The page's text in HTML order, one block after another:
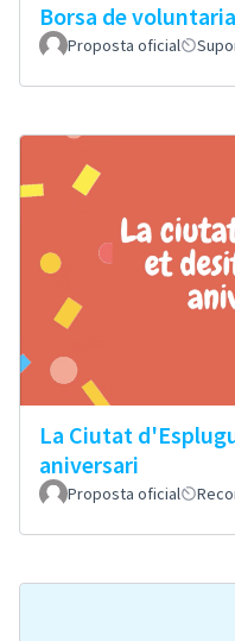
Borsa de
Proposta oficial
La Ciutat
aniversari
Proposta oficial